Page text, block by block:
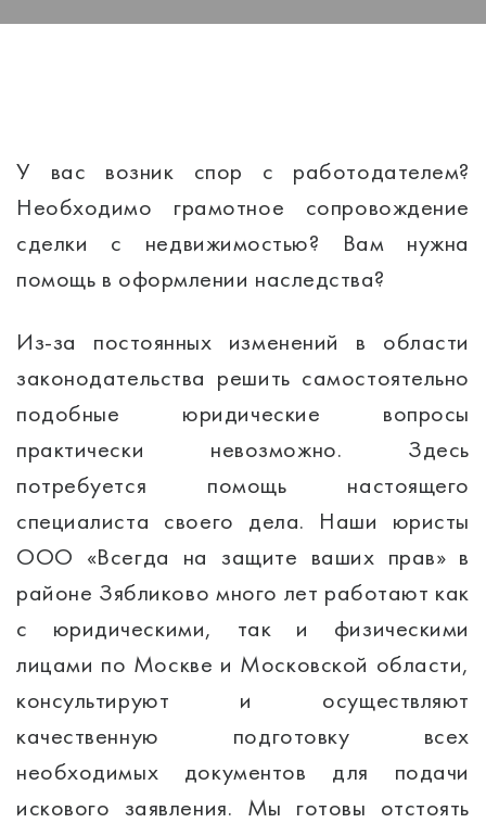
У вас возник спор с работодателем?
Необходимо грамотное сопровождение
сделки с недвижимостью? Вам нужна
помощь в оформлении наследства?
Из-за постоянных изменений в области
законодательства решить самостоятельно
подобные юридические вопросы
практически невозможно. Здесь
потребуется помощь настоящего
специалиста своего дела. Наши юристы
ООО «Всегда на защите ваших прав» в
районе Зябликово много лет работают как
с юридическими, так и физическими
лицами по Москве и Московской области,
консультируют и осуществляют
качественную подготовку всех
необходимых документов для подачи
искового заявления. Мы готовы отстоять